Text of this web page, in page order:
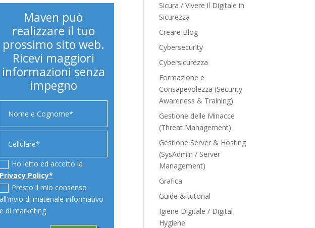
Maven può
realizzare il tuo
prossimo sito web.
Ricevi maggiori
informazioni senza
impegno
Ho letto ed accetto la
Privacy Policy*
Presto il mio consenso
all'invio di materiale informativo
e di marketing
Sicura / Vivere il Digitale in
Sicurezza
Creare Blog
Cybersecurity
Cybersicurezza
Formazione e
Consapevolezza (Security
Awareness & Training)
Gestione delle Minacce
(Threat Management)
Gestione Server & Hosting
(SysAdmin / Server
Management)
Grafica
Guide & tutorial
Igiene Digitale / Digital
Hygiene